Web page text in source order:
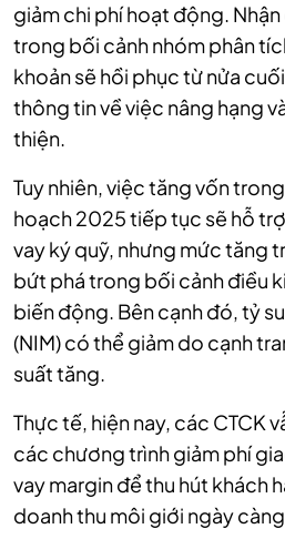
giảm chi phí hoạt động.
trong bối cảnh nhóm phân
khoản sẽ hồi phục từ nửa
thông tin về việc nâng hạng
thiện.
Tuy nhiên, việc tăng vốn
hoạch 2025 tiếp tục sẽ hỗ
vay ký quỹ, nhưng mức tăng
bứt phá trong bối cảnh điều
biến động. Bên cạnh đó, tỷ
(NIM) có thể giảm do cạnh
suất tăng.
Thực tế, hiện nay, các CTCK
các chương trình giảm phí
vay margin để thu hút khách
doanh thu môi giới ngày